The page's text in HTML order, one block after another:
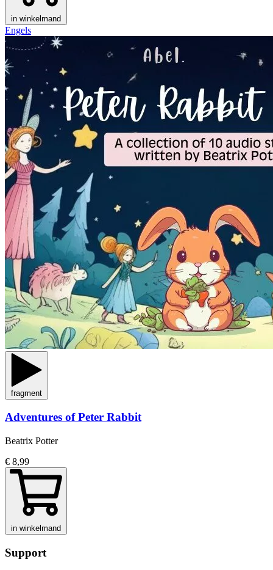
in winkelmand
Engels
fragment
Adventures of Peter Rabbit
Beatrix Potter
€ 8,99
in winkelmand
Support